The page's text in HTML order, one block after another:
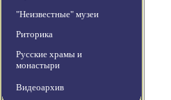
"Неизвестные" музеи
Риторика
Русские храмы и
монастыри
Видеоархив